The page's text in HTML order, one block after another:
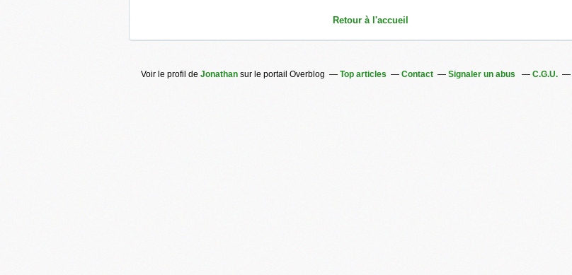
Retour à l'accueil
Voir le profil de Jonathan sur le portail Overblog Top articles Contact Signaler un abus C.G.U.